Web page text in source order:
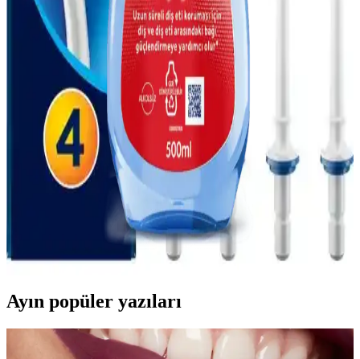
Hassas dişler, yaşam kalitesini olumsuz etkileyebilir. Doğru ürünler
ve dikkatli bakım ile bu duyarlılıkları yönetmek mümkündür. Uzman
önerileriyle sağlıklı dişlere ulaşın.
Oral-B Oxyjet Ağız Duşu Yedek Başlık Seti ile Etkili
ve Güvenilir Ağız Bakımı
Oral-B Oxyjet Ağız Duşu Yedek Başlık Seti, hassas dişlere uygun
tasarımı ve etkili temizlik özellikleriyle ağız sağlığını koruyan
güvenilir bir çözüm sunar.
Sağlıklı Diş Eti İçin Ağız Suyu Kullanım Rehberi ve
Doğru Seçim İpuçları
Diş eti sağlığı için uygun ağız bakım suyu seçimi ve düzenli
kullanımın önemi, doğru ürünler ve dikkat edilmesi gerekenler ile
ilgili kapsamlı rehber. Sağlıklı diş etleri için ipuçları içerir.
Ayın popüler yazıları